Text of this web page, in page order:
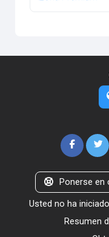
Ponerse
Usted no ha
Resumen